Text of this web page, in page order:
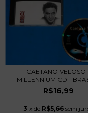
CAETANO VELOSO
MILLENNIUM CD -
R$16,99
3 x de R$5,66 sem